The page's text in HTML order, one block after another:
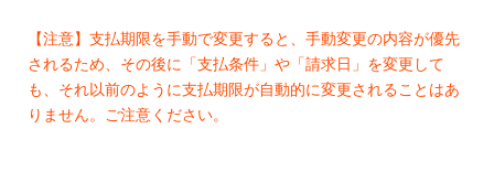
【注意】支払期限を手動で変更すると、手動変更の内容が優先
されるため、その後に「支払条件」や「請求日」を変更して
も、それ以前のように支払期限が自動的に変更されることはあ
りません。ご注意ください。